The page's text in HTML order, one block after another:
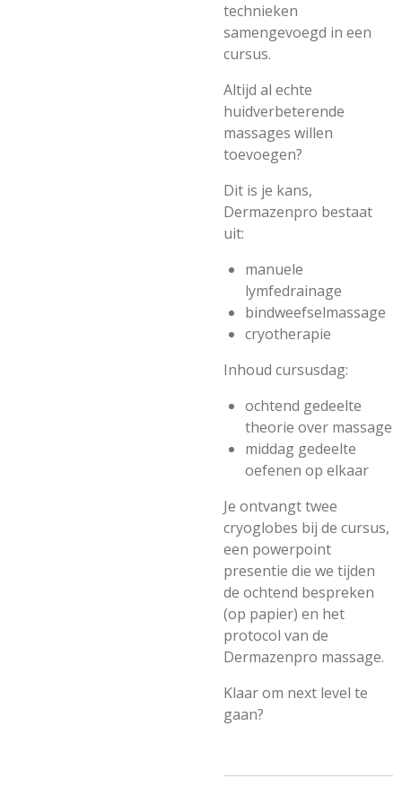
technieken
samengevoegd in een
cursus.
Altijd al echte
huidverbeterende
massages willen
toevoegen?
Dit is je kans,
Dermazenpro bestaat
uit:
manuele
lymfedrainage
bindweefselmassage
cryotherapie
Inhoud cursusdag:
ochtend gedeelte
theorie over massage
middag gedeelte
oefenen op elkaar
Je ontvangt twee
cryoglobes bij de cursus,
een powerpoint
presentie die we tijden
de ochtend bespreken
(op papier) en het
protocol van de
Dermazenpro massage.
Klaar om next level te
gaan?